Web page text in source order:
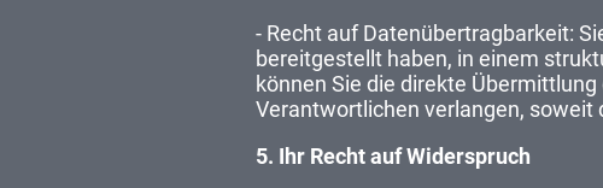
- Recht auf Datenübertragbarkeit:
bereitgestellt haben, in einem
können Sie die direkte
Verantwortlichen verlangen, soweit
5. Ihr Recht auf Widerspruch